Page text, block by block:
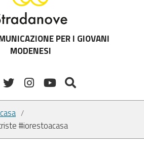
PER I GIOVANI
MODENESI
/
#iorestoacasa